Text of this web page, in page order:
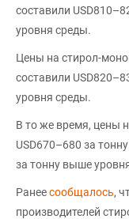
составили
уровня среды.
Цены на стирол-
составили
уровня среды.
В то же время, цены
USD670–680 за
за тонну выше
Ранеесообщалось,
производителей